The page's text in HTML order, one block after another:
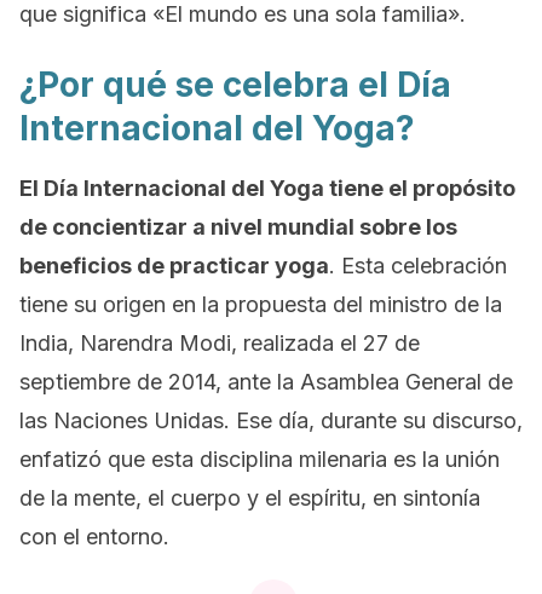
que significa «El mundo es una sola familia».
¿Por qué se celebra el Día
Internacional del Yoga?
El Día Internacional del Yoga tiene el propósito
de concientizar a nivel mundial sobre los
beneficios de practicar yoga. Esta celebración
tiene su origen en la propuesta del ministro de la
India, Narendra Modi, realizada el 27 de
septiembre de 2014, ante la Asamblea General de
las Naciones Unidas. Ese día, durante su discurso,
enfatizó que esta disciplina milenaria es la unión
de la mente, el cuerpo y el espíritu, en sintonía
con el entorno.